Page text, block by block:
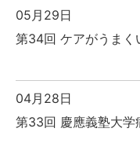
05月29日
第34回 ケアがうまく
04月28日
第33回 慶應義塾大学